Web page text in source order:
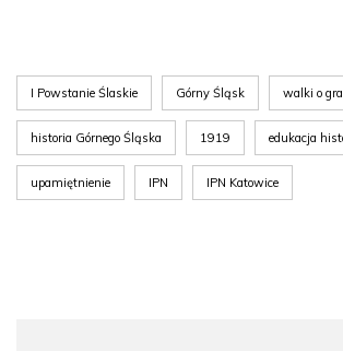
I Powstanie Ślaskie Górny Śląsk walki o
historia Górnego Śląska 1919 edukacja
upamiętnienie IPN IPN Katowice